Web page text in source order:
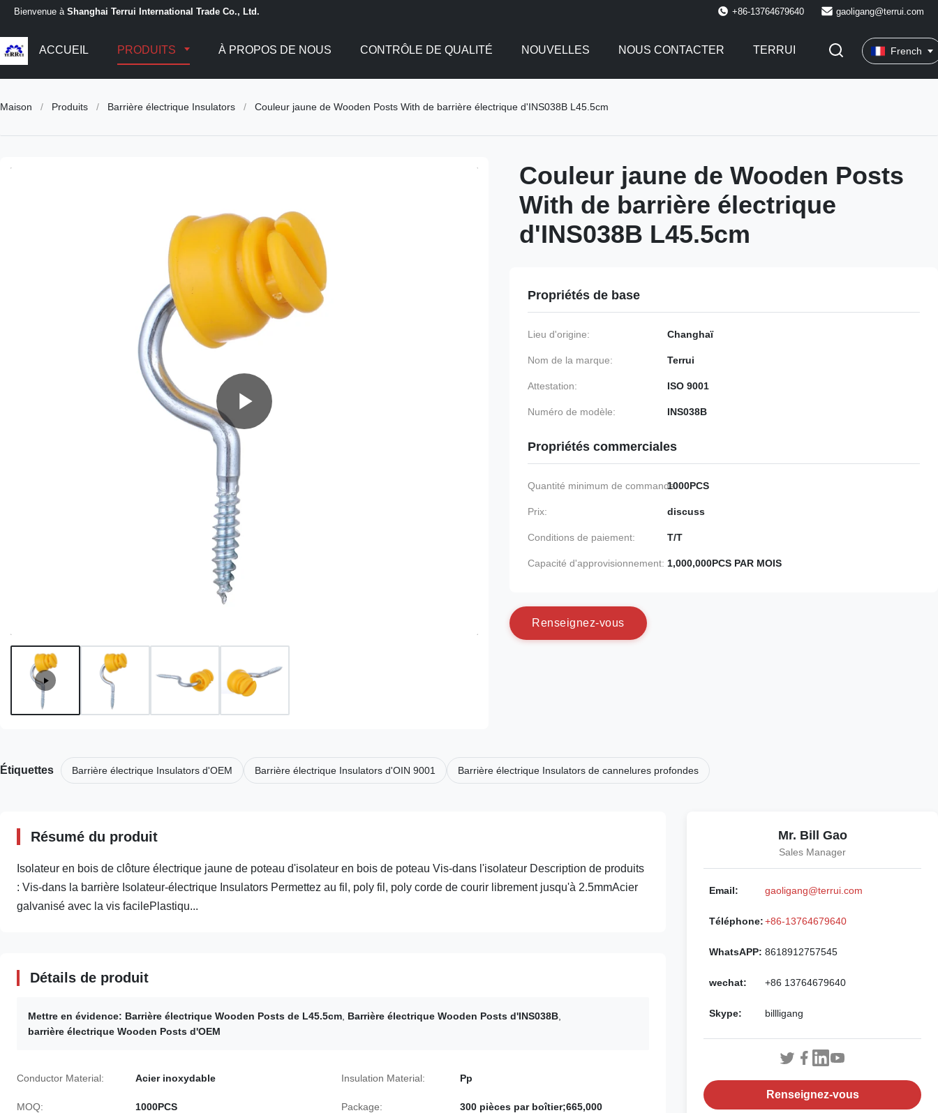
Bienvenue à Shanghai Terrui International Trade Co., Ltd. +86-13764679640 gaoligang@terrui.com
ACCUEIL PRODUITS À PROPOS DE NOUS CONTRÔLE DE QUALITÉ NOUVELLES NOUS CONTACTER TERRUI French
Maison / Produits / Barrière électrique Insulators / Couleur jaune de Wooden Posts With de barrière électrique d'INS038B L45.5cm
Couleur jaune de Wooden Posts
With de barrière électrique
d'INS038B L45.5cm
Propriétés de base
Lieu d'origine: Changhaï
Nom de la marque: Terrui
Attestation: ISO 9001
Numéro de modèle: INS038B
Propriétés commerciales
Quantité minimum de commande:1000PCS
Prix: discuss
Conditions de paiement: T/T
Capacité d'approvisionnement: 1,000,000PCS PAR MOIS
Renseignez-vous
Étiquettes Barrière électrique Insulators d'OEM Barrière électrique Insulators d'OIN 9001 Barrière électrique Insulators de cannelures profondes
Résumé du produit
Isolateur en bois de clôture électrique jaune de poteau d'isolateur en bois de poteau Vis-dans l'isolateur Description de produits
: Vis-dans la barrière Isolateur-électrique Insulators Permettez au fil, poly fil, poly corde de courir librement jusqu'à 2.5mmAcier
galvanisé avec la vis facilePlastiqu...
Détails de produit
Mettre en évidence: Barrière électrique Wooden Posts de L45.5cm Barrière électrique Wooden Posts d'INS038B
barrière électrique Wooden Posts d'OEM
Conductor Material: Acier inoxydable Insulation Material: Pp
MOQ: 1000PCS Package:
300 pièces par boîtier;665,000
Mr. Bill Gao
Sales Manager
Email: gaoligang@terrui.com
Téléphone:+86-13764679640
WhatsAPP: 8618912757545
wechat: +86 13764679640
Skype: billligang
Renseignez-vous